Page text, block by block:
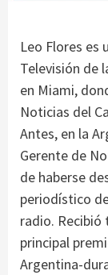
Leo Flores es
Televisión de
en Miami,
Noticias del
Antes, en la
Gerente de
de haberse
periodístico
radio.
principal
Argentina-